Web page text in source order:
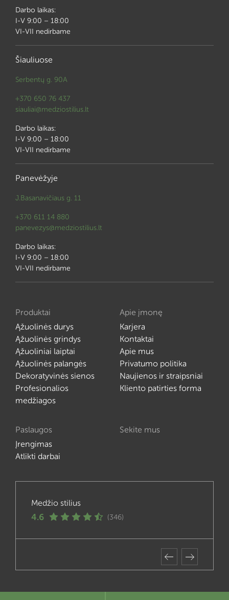
Darbo laikas:
I-V 9:00 – 18:00
VI-VII nedirbame
Šiauliuose
Serbentų g. 90A
+370 650 76 437
siauliai@medziostilius.lt
Darbo laikas:
I-V 9:00 – 18:00
VI-VII nedirbame
Panevėžyje
J.Basanavičiaus g. 11
+370 611 14 880
panevezys@medziostilius.lt
Darbo laikas:
I-V 9:00 – 18:00
VI-VII nedirbame
Produktai
Ąžuolinės durys
Ąžuolinės grindys
Ąžuoliniai laiptai
Ąžuolinės palangės
Dekoratyvinės sienos
Profesionalios
medžiagos
Apie įmonę
Karjera
Kontaktai
Apie mus
Privatumo politika
Naujienos ir straipsniai
Kliento patirties forma
Paslaugos
Įrengimas
Atlikti darbai
Sekite mus
Medžio stilius
4.6 (346)